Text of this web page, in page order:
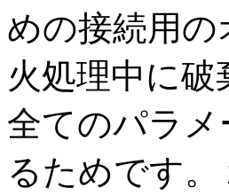
めの接続用
火処理中に
全てのパラ
るためです